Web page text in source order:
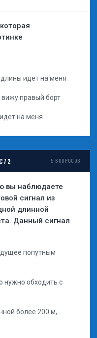
идет на меня
правый борт
на меня.
5 ВОПРОСОВ
вы наблюдаете
сигнал из
длинной
Данный сигнал
попутным
нужно обходить с
более 200 м,